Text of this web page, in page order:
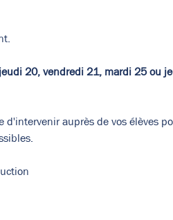
20, vendredi 21, mardi 25 ou
d'intervenir auprès de vos élèves